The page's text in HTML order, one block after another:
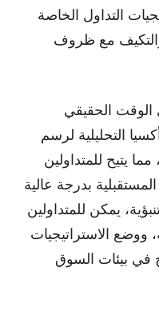
التداول الخاصة
والتكيف مع ظروف
الوقت الحقيقي
التحليلية لرسم
يتيح للمتداولين
بدرجة عالية
يمكن للمتداولين
ووضع الاستراتيجيات
في بيئات السوق